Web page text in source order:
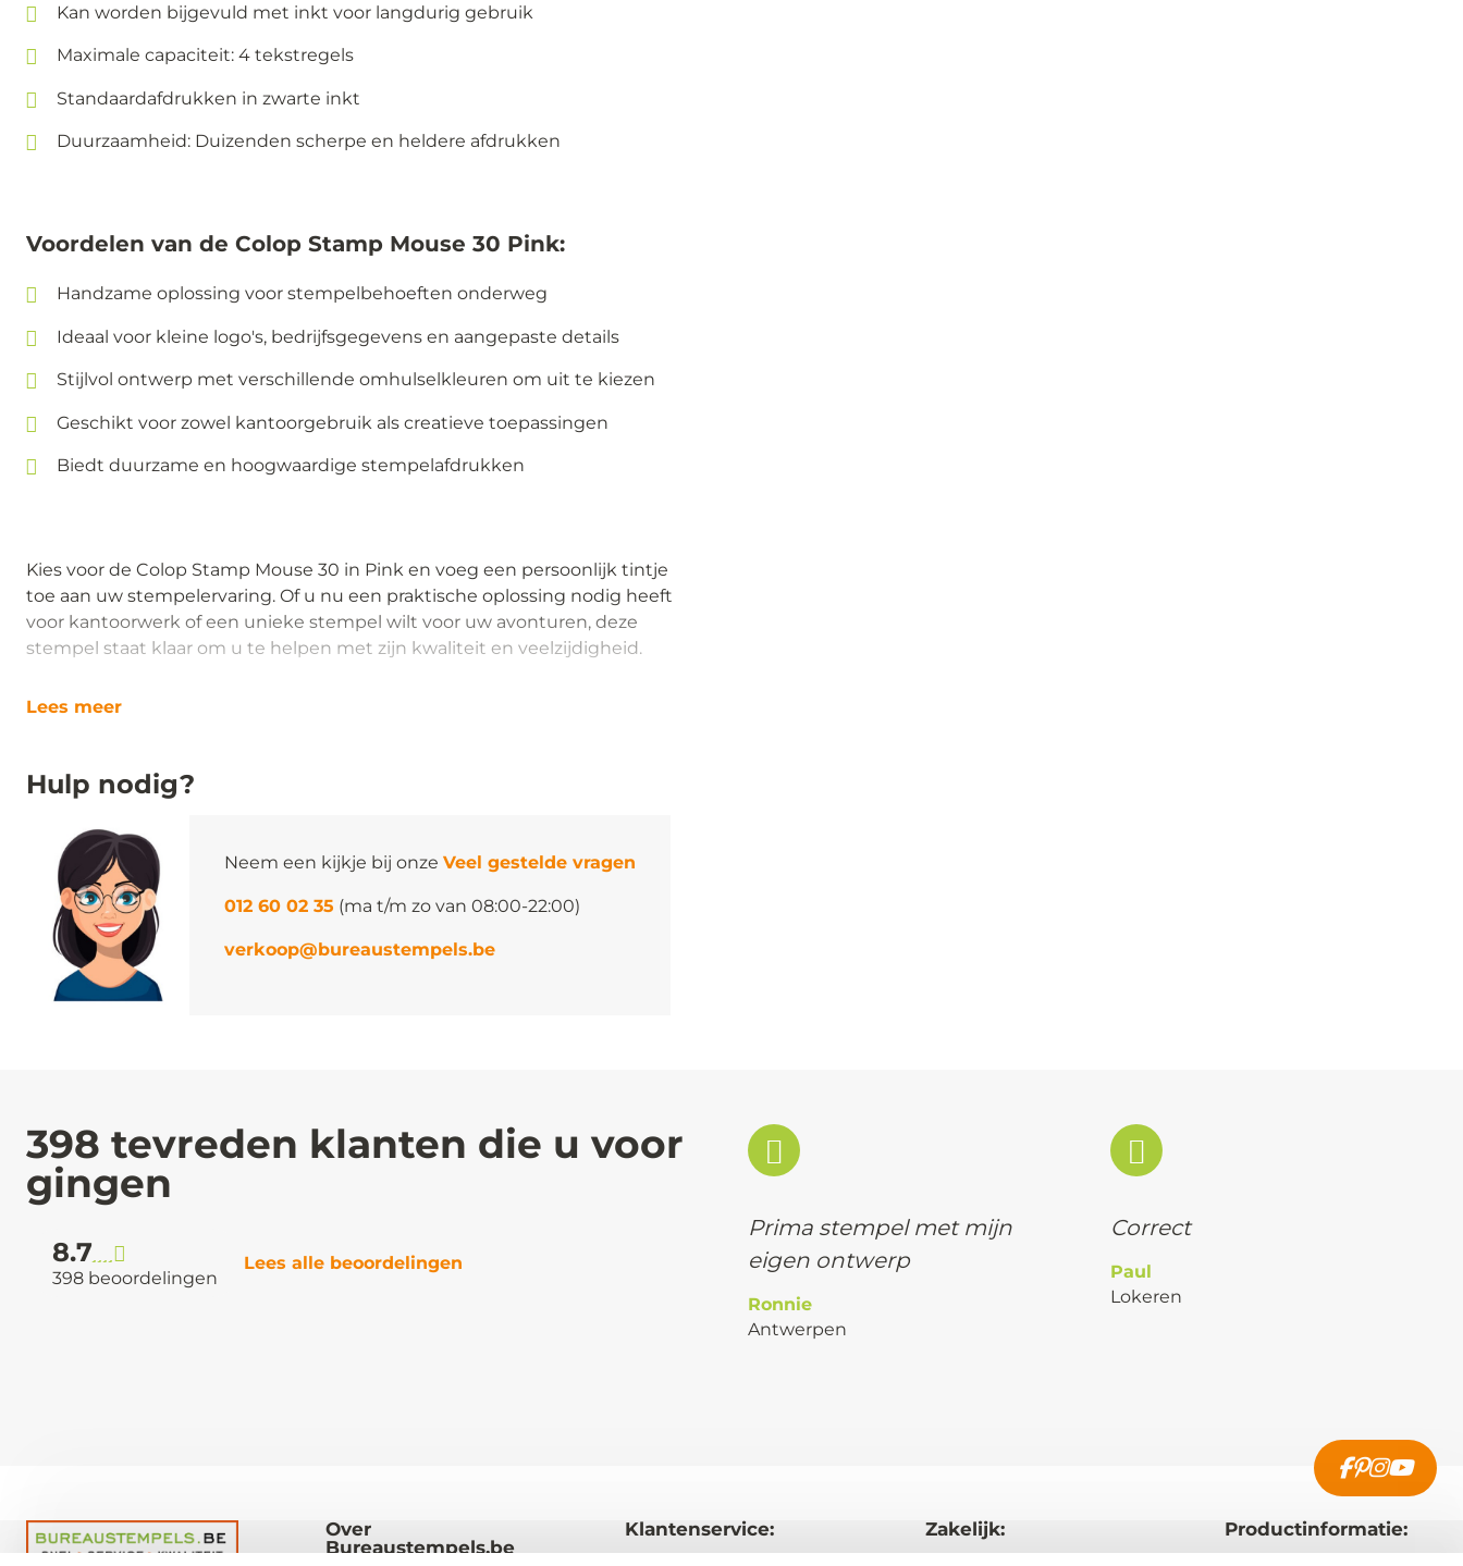
Kan worden bijgevuld met inkt voor langdurig gebruik
Maximale capaciteit: 4 tekstregels
Standaardafdrukken in zwarte inkt
Duurzaamheid: Duizenden scherpe en heldere afdrukken
Voordelen van de Colop Stamp Mouse 30 Pink:
Handzame oplossing voor stempelbehoeften onderweg
Ideaal voor kleine logo's, bedrijfsgegevens en aangepaste details
Stijlvol ontwerp met verschillende omhulselkleuren om uit te kiezen
Geschikt voor zowel kantoorgebruik als creatieve toepassingen
Biedt duurzame en hoogwaardige stempelafdrukken
Kies voor de Colop Stamp Mouse 30 in Pink en voeg een persoonlijk tintje
toe aan uw stempelervaring. Of u nu een praktische oplossing nodig heeft
voor kantoorwerk of een unieke stempel wilt voor uw avonturen, deze
stempel staat klaar om u te helpen met zijn kwaliteit en veelzijdigheid.
Lees meer
Hulp nodig?
Neem een kijkje bij onze Veel gestelde vragen
012 60 02 35 (ma t/m zo van 08:00-22:00)
verkoop@bureaustempels.be
398 tevreden klanten die u voor
gingen
8.7
398 beoordelingen
Lees alle beoordelingen
Prima stempel met mijn
eigen ontwerp
Ronnie
Antwerpen
Correct
Paul
Lokeren
Over
Bureaustempels.be
Klantenservice: Zakelijk: Productinformatie: